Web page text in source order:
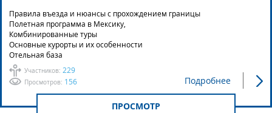
Участников: 229
Просмотров: 156
Правила въезда и нюансы с прохождением границы
Полетная программа в Мексику,
Комбинированные туры
Основные курорты и их особенности
Отельная база
Подробнее
ПРОСМОТР